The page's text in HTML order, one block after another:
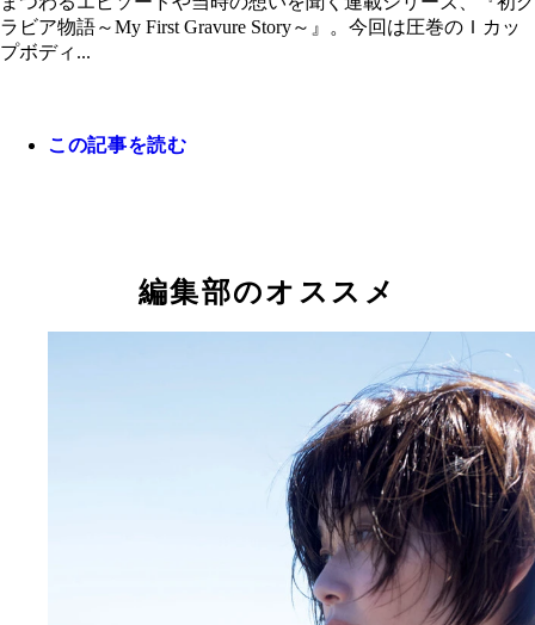
『新乳生いらっしゃ～い』 中井優希、芹沢潤、長
奈、和地つかさ、橋本梨菜 撮影／佐藤佑一 価格／
（税込） 2015年6月刊行。大きなバストが魅力的
グラビアアイドルたちを収めた一冊。フレッシュ
満点な姿が画面いっぱいにあふれる。
『噂の煩悩カップを肉迫撮!!』 和地つかさ 撮影／
価格／1320円（税込） 2016年、初めて週プレで撮
した和地つかさの本格グラビアを収録。どちらを
破壊力満点のバストショットばかり。煩悩で頭が
ラビア物語～My First Gravure Story～』。今回は圧巻のＩカッ
プボディ...
この記事を読む
編集部のオススメ